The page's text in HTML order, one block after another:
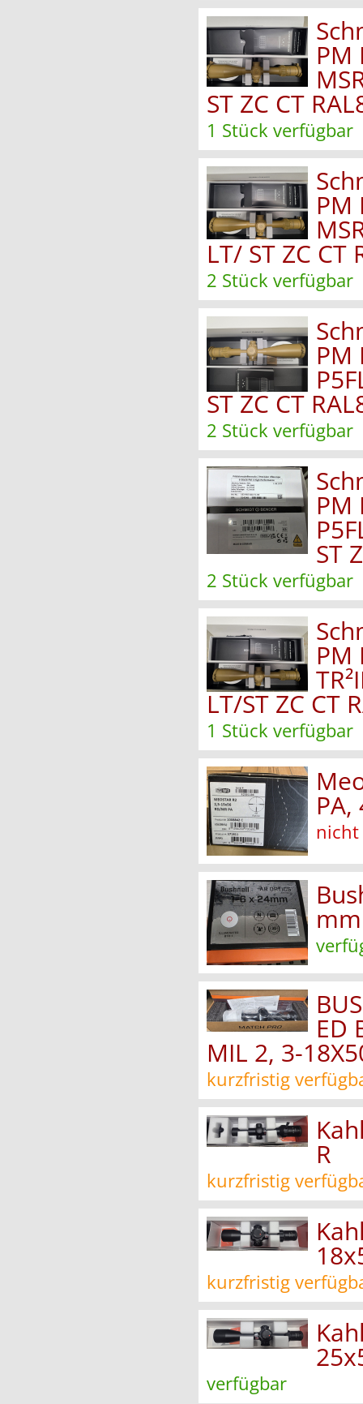
PM
ST ZC CT
1 Stück verfügbar
PM
LT/ ST ZC CT
2 Stück verfügbar
PM
ST ZC CT
2 Stück verfügbar
PM
ST
2 Stück verfügbar
PM
LT/ST ZC CT
1 Stück verfügbar
PA,
nicht
mm
ED
MIL 2, 3-
kurzfristig
R
kurzfristig
kurzfristig
verfügbar